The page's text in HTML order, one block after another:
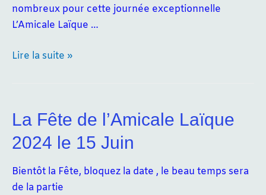
nombreux pour cette journée exceptionnelle
L’Amicale Laïque …
Le
Fête
du
15
juin
Lire la suite »
La Fête de l’Amicale Laïque
2024 le 15 Juin
Bientôt la Fête, bloquez la date , le beau temps sera
de la partie